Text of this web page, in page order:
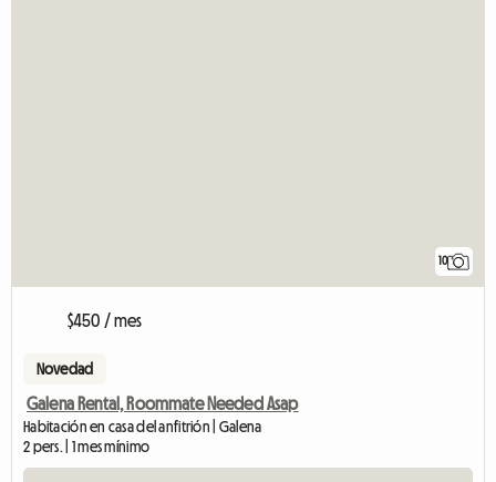
10
$450 / mes
Novedad
Galena Rental, Roommate Needed Asap
Habitación en casa del anfitrión | Galena
2 pers. | 1 mes mínimo